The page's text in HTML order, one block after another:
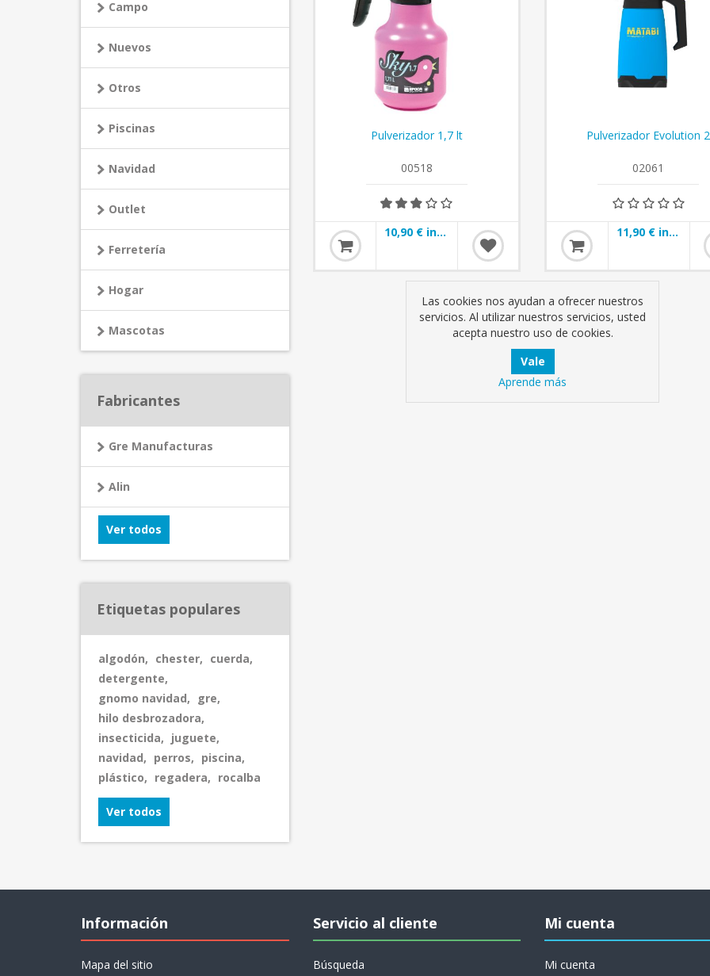
Pulverizador 1,7 lt
00518
10,90 € incl impuestos
Pulverizador Evolution 2
02061
11,90 € incl impuestos
Campo
Nuevos
Otros
Piscinas
Navidad
Outlet
Ferretería
Hogar
Mascotas
Fabricantes
Gre Manufacturas
Alin
Ver todos
Etiquetas populares
algodón, chester, cuerda,
detergente,
gnomo navidad, gre,
hilo desbrozadora,
insecticida, juguete,
navidad, perros, piscina,
plástico, regadera, rocalba
Ver todos
Información
Mapa del sitio
Servicio al cliente
Búsqueda
Mi cuenta
Mi cuenta
Las cookies nos ayudan a ofrecer nuestros
servicios. Al utilizar nuestros servicios, usted
acepta nuestro uso de cookies.
Aprende más